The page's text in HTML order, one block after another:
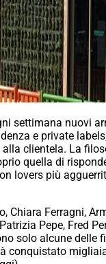
settimana nuovi
e private
clientela. La
quella di
lovers più
Chiara Ferragni,
Pepe, Fred
solo alcune delle
conquistato